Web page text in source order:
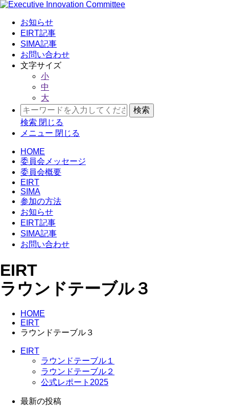
お知らせ
EIRT記事
SIMA記事
お問い合わせ
文字サイズ
小
中
大
検索 閉じる
メニュー 閉じる
HOME
委員会メッセージ
委員会概要
EIRT
SIMA
参加の方法
お知らせ
EIRT記事
SIMA記事
お問い合わせ
EIRT
ラウンドテーブル３
HOME
EIRT
ラウンドテーブル３
EIRT
ラウンドテーブル１
ラウンドテーブル２
公式レポート2025
最新の投稿